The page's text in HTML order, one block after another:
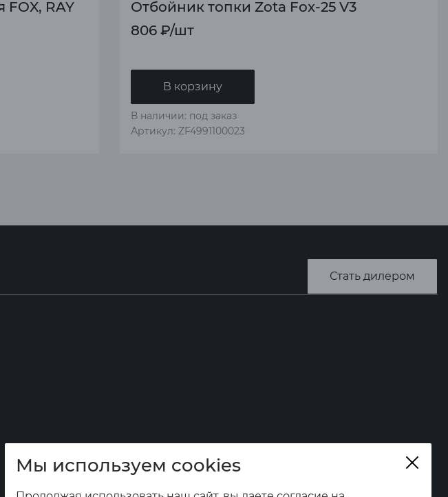
RAY
Отбойник топки Zota Fox-25 V3
806 ₽/шт
В корзину
В наличии: под заказ
Артикул: ZF4991100023
Стать дилером
Мы используем cookies